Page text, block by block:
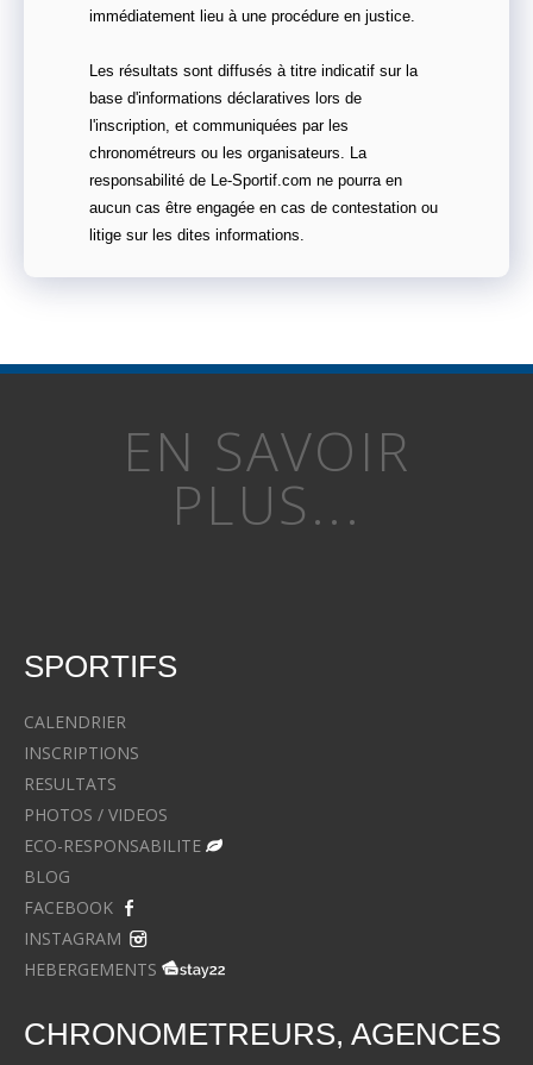
immédiatement lieu à une procédure en justice.
Les résultats sont diffusés à titre indicatif sur la
base d'informations déclaratives lors de
l'inscription, et communiquées par les
chronométreurs ou les organisateurs. La
responsabilité de Le-Sportif.com ne pourra en
aucun cas être engagée en cas de contestation ou
litige sur les dites informations.
EN SAVOIR
PLUS...
SPORTIFS
CALENDRIER
INSCRIPTIONS
RESULTATS
PHOTOS / VIDEOS
ECO-RESPONSABILITE
BLOG
FACEBOOK
INSTAGRAM
HEBERGEMENTS
CHRONOMETREURS, AGENCES